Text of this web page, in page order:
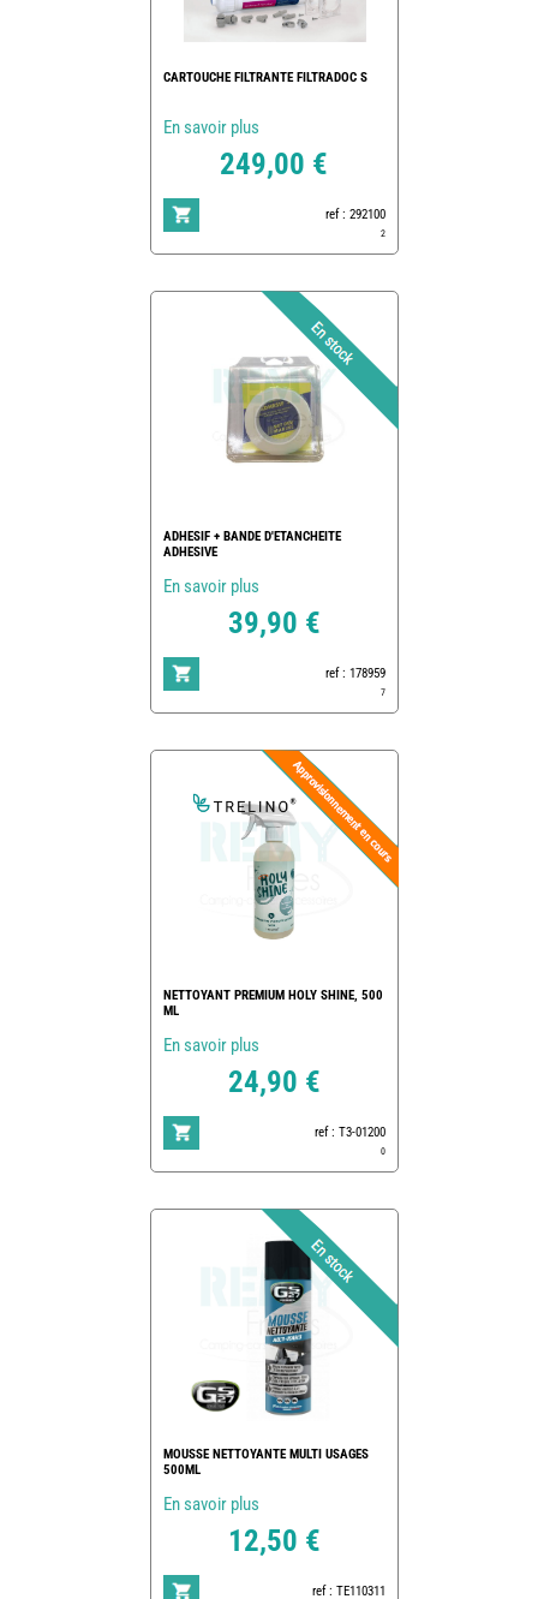
CARTOUCHE FILTRANTE FILTRADOC S
En savoir plus
249,00 €
ref : 292100
2
ADHESIF + BANDE D'ETANCHEITE
ADHESIVE
En savoir plus
39,90 €
ref : 178959
7
NETTOYANT PREMIUM HOLY SHINE, 500
ML
En savoir plus
24,90 €
ref : T3-01200
0
MOUSSE NETTOYANTE MULTI USAGES
500ML
En savoir plus
12,50 €
ref : TE110311